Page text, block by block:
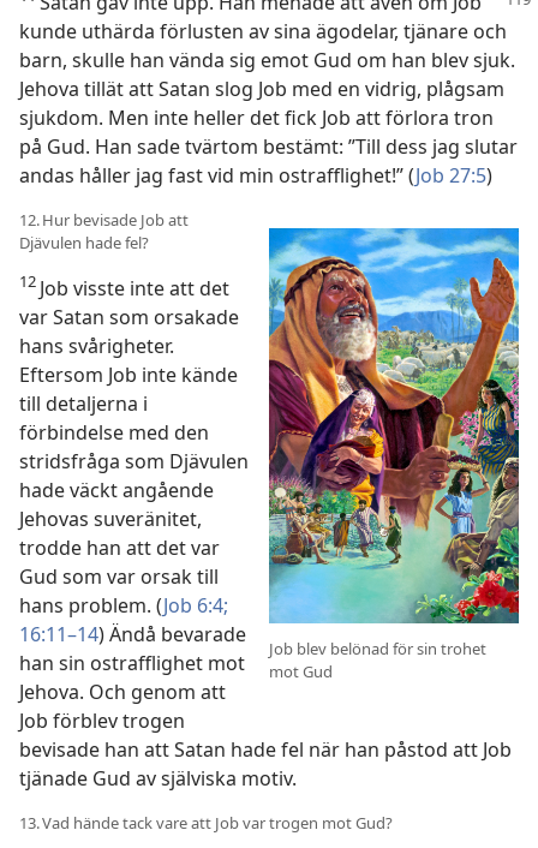
kunde uthärda förlusten av sina ägodelar, tjänare och
barn, skulle han vända sig emot Gud om han blev sjuk.
Jehova tillät att Satan slog Job med en vidrig, plågsam
sjukdom. Men inte heller det fick Job att förlora tron
på Gud. Han sade tvärtom bestämt: ”Till dess jag slutar
andas håller jag fast vid min ostrafflighet!” (Job 27:5)
Job blev belönad för sin trohet
mot Gud
12. Hur bevisade Job att
Djävulen hade fel?
12 Job visste inte att det
var Satan som orsakade
hans svårigheter.
Eftersom Job inte kände
till detaljerna i
förbindelse med den
stridsfråga som Djävulen
hade väckt angående
Jehovas suveränitet,
trodde han att det var
Gud som var orsak till
hans problem. (Job 6:4;
16:11–14) Ändå bevarade
han sin ostrafflighet mot
Jehova. Och genom att
Job förblev trogen
bevisade han att Satan hade fel när han påstod att Job
tjänade Gud av själviska motiv.
13. Vad hände tack vare att Job var trogen mot Gud?